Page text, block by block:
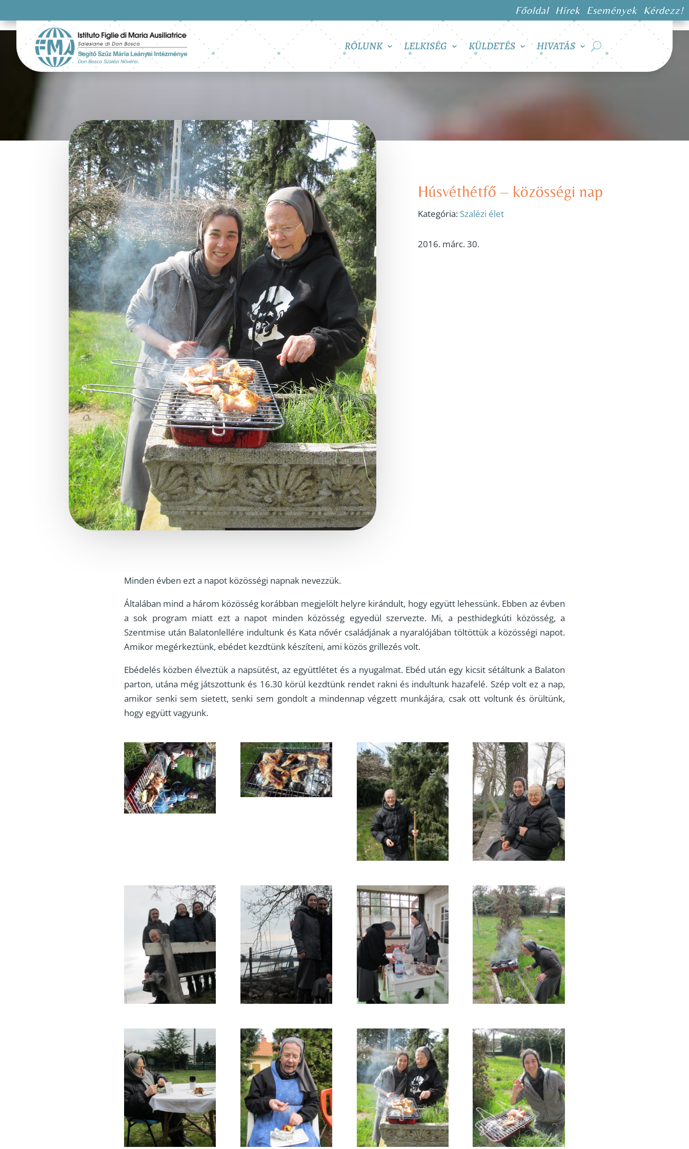
Főoldal Hírek Események Kérdezz!
RÓLUNK LELKISÉG KÜLDETÉS HIVATÁS
Húsvéthétfő – közösségi nap
Kategória: Szalézi élet
2016. márc. 30.
Minden évben ezt a napot közösségi napnak nevezzük.
Általában mind a három közösség korábban megjelölt helyre kirándult, hogy együtt lehessünk. Ebben az évben
a sok program miatt ezt a napot minden közösség egyedül szervezte. Mi, a pesthidegkúti közösség, a
Szentmise után Balatonlellére indultunk és Kata nővér családjának a nyaralójában töltöttük a közösségi napot.
Amikor megérkeztünk, ebédet kezdtünk készíteni, ami közös grillezés volt.
Ebédelés közben élveztük a napsütést, az együttlétet és a nyugalmat. Ebéd után egy kicsit sétáltunk a Balaton
parton, utána még játszottunk és 16.30 körül kezdtünk rendet rakni és indultunk hazafelé. Szép volt ez a nap,
amikor senki sem sietett, senki sem gondolt a mindennap végzett munkájára, csak ott voltunk és örültünk,
hogy együtt vagyunk.